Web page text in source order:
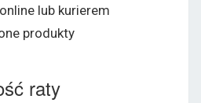
lub kurierem
produkty
raty